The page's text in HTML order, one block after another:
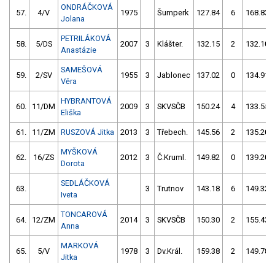
57. 4/V
ONDRÁČKOVÁ
Jolana
1975 Šumperk 127.84 6 168.83
58. 5/DS
PETRILÁKOVÁ
Anastázie
2007 3 Klášter. 132.15 2 132.10
59. 2/SV
SAMEŠOVÁ
Věra
1955 3 Jablonec 137.02 0 134.91
60. 11/DM
HYBRANTOVÁ
Eliška
2009 3 SKVSČB 150.24 4 133.55
61. 11/ZM RUSZOVÁ Jitka 2013 3 Třebech. 145.56 2 135.20
62. 16/ZS
MYŠKOVÁ
Dorota
2012 3 Č.Kruml. 149.82 0 139.20
63.
SEDLÁČKOVÁ
Iveta
3 Trutnov 143.18 6 149.32
64. 12/ZM
TONCAROVÁ
Anna
2014 3 SKVSČB 150.30 2 155.43
65. 5/V
MARKOVÁ
Jitka
1978 3 Dv.Král. 159.38 2 149.78